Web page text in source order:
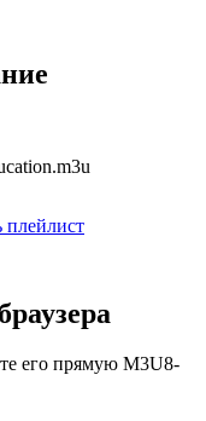
плейлист
его прямую M3U8-